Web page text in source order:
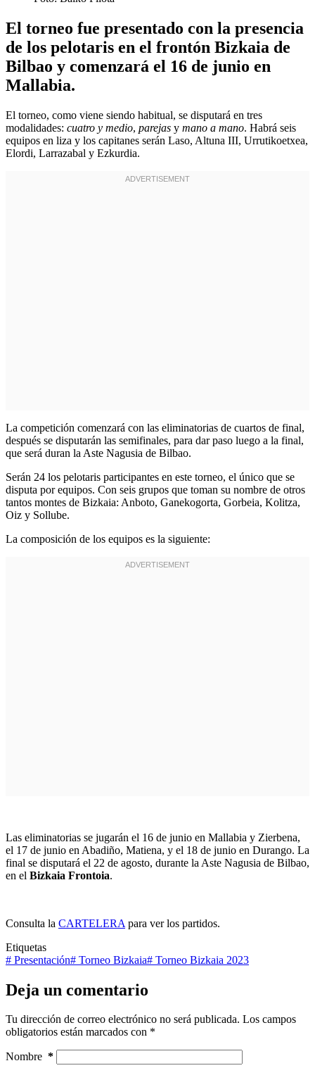
El torneo fue presentado con la presencia
de los pelotaris en el frontón Bizkaia de
Bilbao y comenzará el 16 de junio en
Mallabia.
El torneo, como viene siendo habitual, se disputará en tres
modalidades: cuatro y medio, parejas y mano a mano. Habrá seis
equipos en liza y los capitanes serán Laso, Altuna III, Urrutikoetxea,
Elordi, Larrazabal y Ezkurdia.
La competición comenzará con las eliminatorias de cuartos de final,
después se disputarán las semifinales, para dar paso luego a la final,
que será duran la Aste Nagusia de Bilbao.
Serán 24 los pelotaris participantes en este torneo, el único que se
disputa por equipos. Con seis grupos que toman su nombre de otros
tantos montes de Bizkaia: Anboto, Ganekogorta, Gorbeia, Kolitza,
Oiz y Sollube.
La composición de los equipos es la siguiente:
Las eliminatorias se jugarán el 16 de junio en Mallabia y Zierbena,
el 17 de junio en Abadiño, Matiena, y el 18 de junio en Durango. La
final se disputará el 22 de agosto, durante la Aste Nagusia de Bilbao,
en el Bizkaia Frontoia.
Consulta la CARTELERA para ver los partidos.
Etiquetas
# Presentación# Torneo Bizkaia# Torneo Bizkaia 2023
Deja un comentario
Tu dirección de correo electrónico no será publicada. Los campos
obligatorios están marcados con *
Nombre *